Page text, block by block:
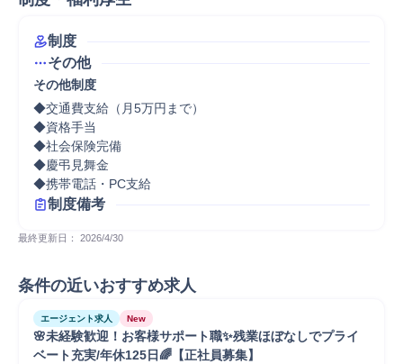
制度
その他
その他制度
◆交通費支給（月5万円まで）
◆資格手当
◆社会保険完備
◆慶弔見舞金
◆携帯電話・PC支給
制度備考
最終更新日： 2026/4/30
条件の近いおすすめ求人
エージェント求人 New
🌸未経験歓迎！お客様サポート職✨残業ほぼなしでプライ
ベート充実/年休125日🌈【正社員募集】